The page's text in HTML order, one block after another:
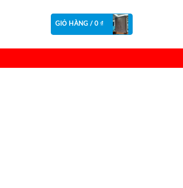
GIỎ HÀNG /0 ₫